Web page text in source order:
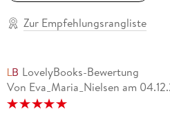
Zur Empfehlungsrangliste
LovelyBooks-Bewertung
Von Eva_Maria_Nielsen am